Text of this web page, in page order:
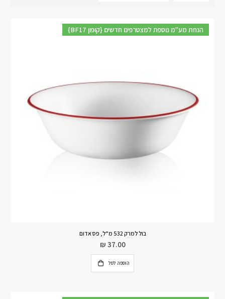
{BF17 קופון} הנחת מע"מ נוספת למצטרפים חדשים
בול למרק 532 מ”ל, פס אדום
₪ 37.00
הוספה לסל